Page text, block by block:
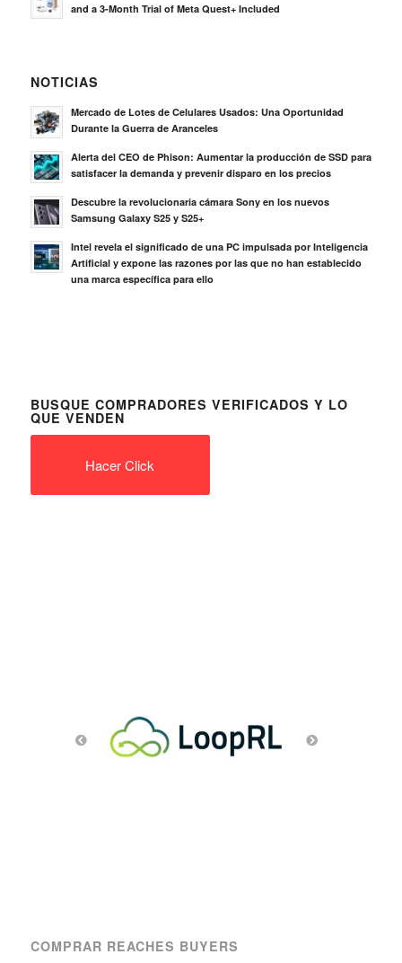
and a 3-Month Trial of Meta Quest+ Included
NOTICIAS
Mercado de Lotes de Celulares Usados: Una Oportunidad
Durante la Guerra de Aranceles
Alerta del CEO de Phison: Aumentar la producción de SSD para
satisfacer la demanda y prevenir disparo en los precios
Descubre la revolucionaria cámara Sony en los nuevos
Samsung Galaxy S25 y S25+
Intel revela el significado de una PC impulsada por Inteligencia
Artificial y expone las razones por las que no han establecido
una marca específica para ello
BUSQUE COMPRADORES VERIFICADOS Y LO
QUE VENDEN
Hacer Click
COMPRAR REACHES BUYERS